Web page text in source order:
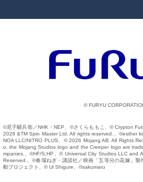
© FURYU
©尼子騒兵衛／NHK・NEP、©さくらももこ、© Crypton
2026 &TM Spin Master Ltd. All rights reserved.、©esther
NOA LLC/NITRO PLUS、© 2026 Mojang AB. All Rights
o, the Mojang Studios logo and the Creeper logo are
mpanies.、©HF/S,HP、© Universal City Studios LLC and
Reserved.、©春場ねぎ・講談社／映画「五等分の花嫁」
動プロジェクト、© Ui Shigure、©sakumaru